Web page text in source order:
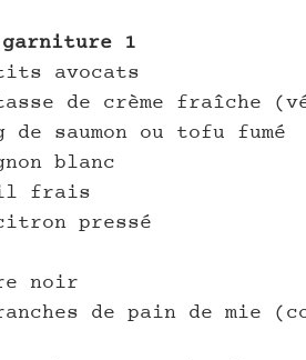
1
avocats
de crème fraîche
de saumon ou tofu fumé
blanc
frais
pressé
noir
de pain de mie